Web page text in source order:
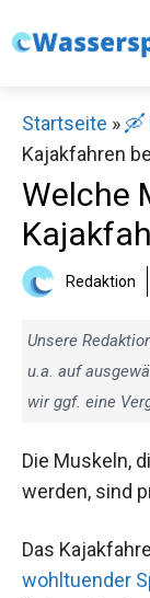
Inhalt
Startseite » 🛶
Kajakfahren
Welche
Redaktion
Unsere
u.a. auf
wir ggf. eine
Die Muskeln,
werden, sind
Das
wohltuender